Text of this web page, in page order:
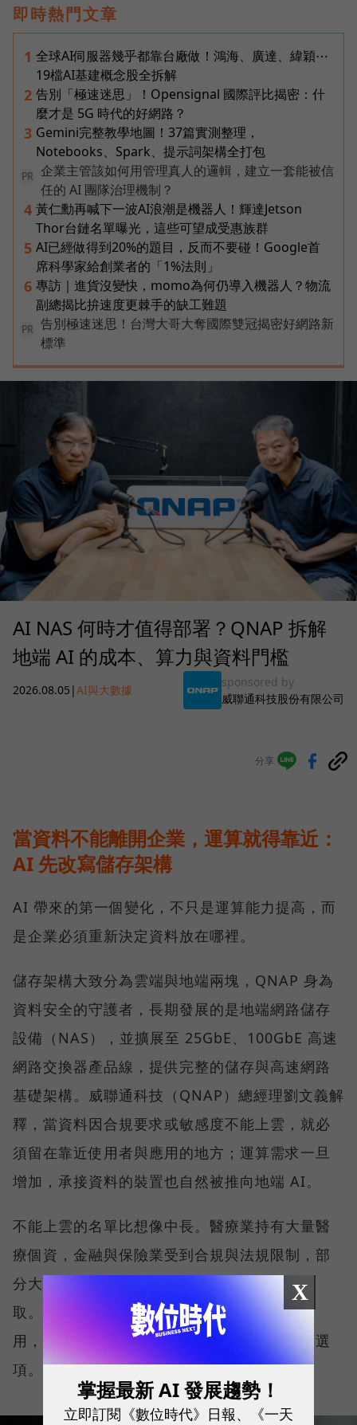
即時熱門文章
1 全球AI伺服器幾乎都靠台廠做！鴻海、廣達、緯穎⋯
19檔AI基建概念股全拆解
2 告別「極速迷思」！Opensignal 國際評比揭密：什
麼才是 5G 時代的好網路？
3 Gemini完整教學地圖！37篇實測整理，
Notebooks、Spark、提示詞架構全打包
PR
企業主管該如何用管理真人的邏輯，建立一套能被信
任的 AI 團隊治理機制？
4 黃仁勳再喊下一波AI浪潮是機器人！輝達Jetson
Thor台鏈名單曝光，這些可望成受惠族群
5 AI已經做得到20%的題目，反而不要碰！Google首
席科學家給創業者的「1%法則」
6 專訪｜進貨沒變快，momo為何仍導入機器人？物流
副總揭比拚速度更棘手的缺工難題
PR
告別極速迷思！台灣大哥大奪國際雙冠揭密好網路新
標準
AI NAS 何時才值得部署？QNAP 拆解
地端 AI 的成本、算力與資料門檻
2026.08.05 |AI與大數據
sponsored by
威聯通科技股份有限公司
分享
當資料不能離開企業，運算就得靠近：
AI 先改寫儲存架構
AI 帶來的第一個變化，不只是運算能力提高，而
是企業必須重新決定資料放在哪裡。
儲存架構大致分為雲端與地端兩塊，QNAP 身為
資料安全的守護者，長期發展的是地端網路儲存
設備（NAS），並擴展至 25GbE、100GbE 高速
網路交換器產品線，提供完整的儲存與高速網路
基礎架構。威聯通科技（QNAP）總經理劉文義解
釋，當資料因合規要求或敏感度不能上雲，就必
須留在靠近使用者與應用的地方；運算需求一旦
增加，承接資料的裝置也自然被推向地端 AI。
不能上雲的名單比想像中長。醫療業持有大量醫
療個資，金融與保險業受到合規與法規限制，部
分大學院校與設計公司也不希望資料被雲端存
取。對這些組織而言，問題並不是雲端好不好
用，而是一開始就沒有把核心資料全面上雲的選
項。
X
掌握最新 AI 發展趨勢！
立即訂閱《數位時代》日報、《一天